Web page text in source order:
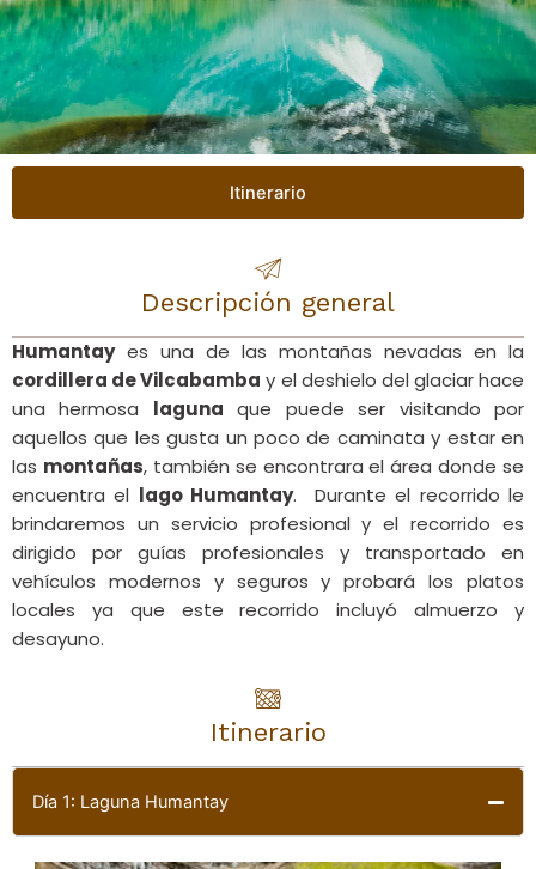
Itinerario
Descripción general
Humantayes una de las montañas nevadas en la
cordillera de Vilcabamba y el deshielo del glaciar hace
una hermosa laguna que puede ser visitando por
aquellos que les gusta un poco de caminata y estar en
las montañas, también se encontrara el área donde se
encuentra el lago Humantay. Durante el recorrido le
brindaremos un servicio profesional y el recorrido es
dirigido por guías profesionales y transportado en
vehículos modernos y seguros y probará los platos
locales ya que este recorrido incluyó almuerzo y
desayuno.
Itinerario
Día 1: Laguna Humantay